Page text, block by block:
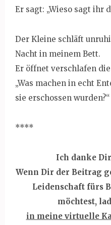
Er sagt: „Wieso sagt ihr
Der Kleine schläft
Nacht in meinem Bett.
Er öffnet verschlafen
„Was machen in echt
sie erschossen wurden?“
****
Ich danke
Wenn Dir der Beitrag
Leidenschaft fürs
möchtest,
in meine virtuelle